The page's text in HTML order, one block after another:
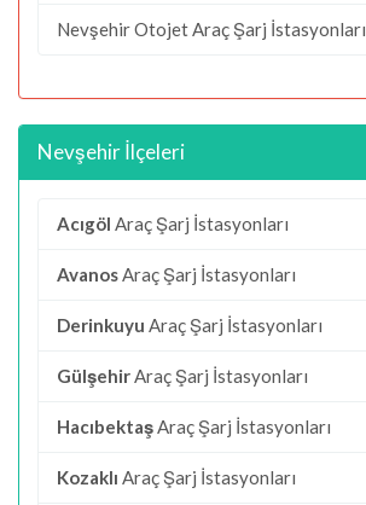
Nevşehir Otojet Araç Şarj İstasyonları
Nevşehir İlçeleri
Acıgöl Araç Şarj İstasyonları
AvanosAraç Şarj İstasyonları
Derinkuyu Araç Şarj İstasyonları
GülşehirAraç Şarj İstasyonları
HacıbektaşAraç Şarj İstasyonları
Kozaklı Araç Şarj İstasyonları